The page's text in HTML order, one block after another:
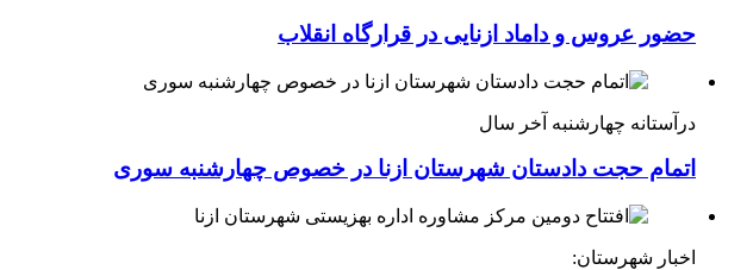
حضور عروس و داماد ازنایی در قرارگاه انقلاب
درآستانه چهارشنبه آخر سال
اتمام حجت دادستان شهرستان ازنا در خصوص چهارشنبه ‌سوری
اخبار شهرستان: